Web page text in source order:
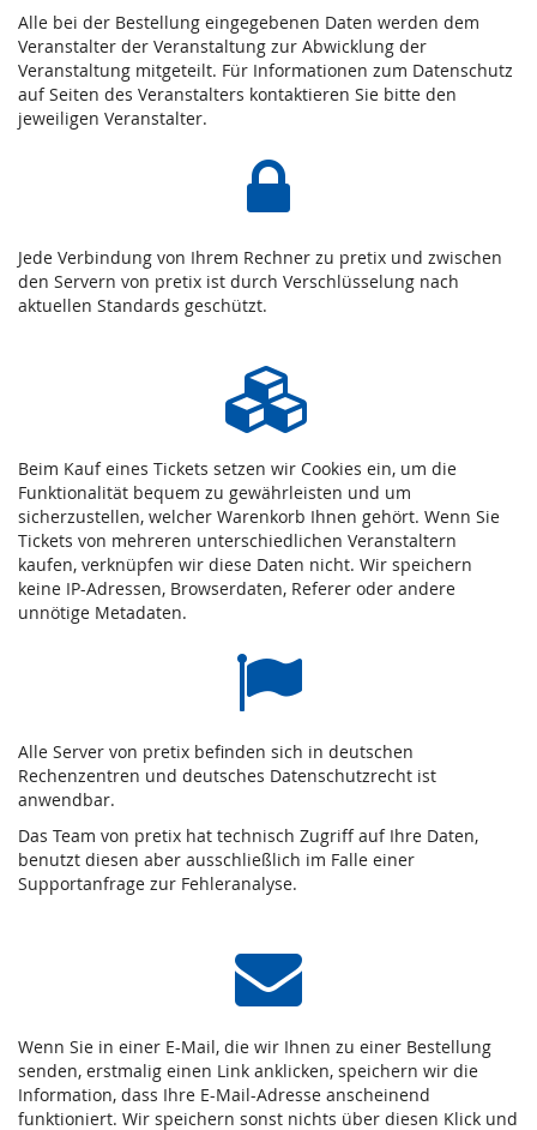
Alle bei der Bestellung eingegebenen Daten werden dem
Veranstalter der Veranstaltung zur Abwicklung der
Veranstaltung mitgeteilt. Für Informationen zum Datenschutz
auf Seiten des Veranstalters kontaktieren Sie bitte den
jeweiligen Veranstalter.
Jede Verbindung von Ihrem Rechner zu pretix und zwischen
den Servern von pretix ist durch Verschlüsselung nach
aktuellen Standards geschützt.
Beim Kauf eines Tickets setzen wir Cookies ein, um die
Funktionalität bequem zu gewährleisten und um
sicherzustellen, welcher Warenkorb Ihnen gehört. Wenn Sie
Tickets von mehreren unterschiedlichen Veranstaltern
kaufen, verknüpfen wir diese Daten nicht. Wir speichern
keine IP-Adressen, Browserdaten, Referer oder andere
unnötige Metadaten.
Alle Server von pretix befinden sich in deutschen
Rechenzentren und deutsches Datenschutzrecht ist
anwendbar.
Das Team von pretix hat technisch Zugriff auf Ihre Daten,
benutzt diesen aber ausschließlich im Falle einer
Supportanfrage zur Fehleranalyse.
Wenn Sie in einer E-Mail, die wir Ihnen zu einer Bestellung
senden, erstmalig einen Link anklicken, speichern wir die
Information, dass Ihre E-Mail-Adresse anscheinend
funktioniert. Wir speichern sonst nichts über diesen Klick und